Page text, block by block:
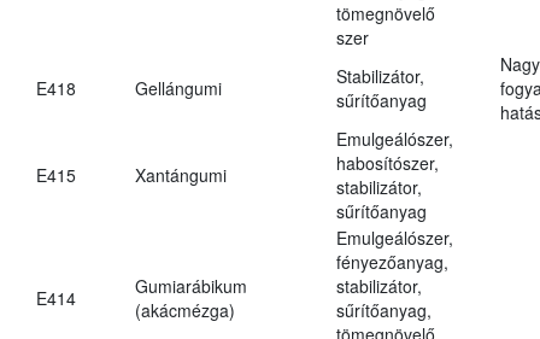
tömegnövelő
szer
E418 Gellángumi
Stabilizátor,
sűrítőanyag
E415 Xantángumi
Emulgeálószer,
habosítószer,
stabilizátor,
sűrítőanyag
E414
Gumiarábikum
(akácmézga)
Emulgeálószer,
fényezőanyag,
stabilizátor,
sűrítőanyag,
tömegnövelő